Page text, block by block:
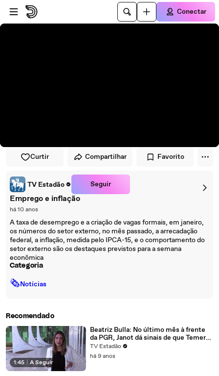
Pular para o player
Ir para o conteúdo principal
Conectar
Curtir Compartilhar Favorito
TV Estadão Seguir
Emprego e inflação
há 10 anos
A taxa de desemprego e a criação de vagas formais, em janeiro,
os números do setor externo, no mês passado, a arrecadação
federal, a inflação, medida pelo IPCA-15, e o comportamento do
setor externo são os destaques previstos para a semana
econômica
Categoria
🗞Notícias
Recomendado
1:45 A Seguir
Beatriz Bulla: No último mês à frente
da PGR, Janot dá sinais de que Temer
terá de enfrentar nova denúncia
TV Estadão
há 9 anos